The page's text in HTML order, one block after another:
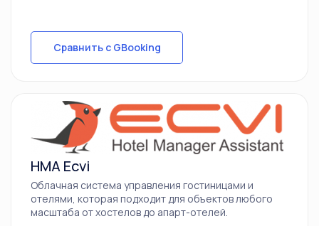
Сравнить с GBooking
HMA Ecvi
Облачная система управления гостиницами и
отелями, которая подходит для объектов любого
масштаба от хостелов до апарт-отелей.